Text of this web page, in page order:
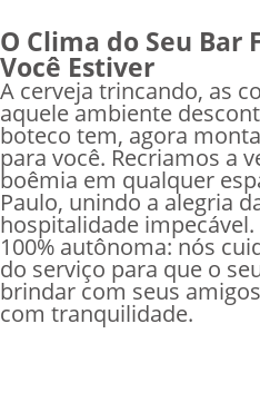
O Clima do Seu Bar
Você Estiver
A cerveja trincando, as
aquele ambiente
boteco tem, agora
para você. Recriamos a
boêmia em qualquer
Paulo, unindo a alegria
hospitalidade
100% autônoma: nós
do serviço para que o
brindar com seus
com tranquilidade.